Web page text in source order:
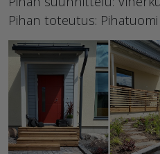
Pihan toteutus: